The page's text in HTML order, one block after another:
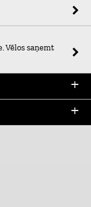
Vēlos saņemt